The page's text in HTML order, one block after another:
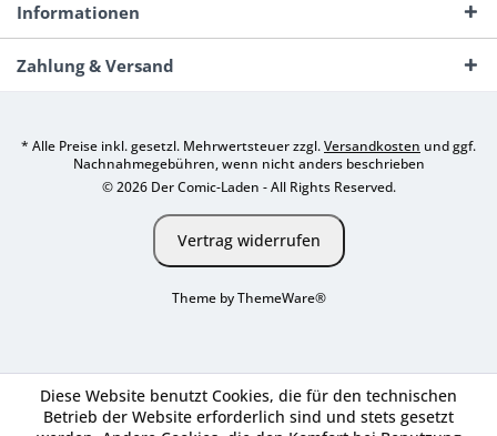
Informationen
Zahlung & Versand
* Alle Preise inkl. gesetzl. Mehrwertsteuer zzgl.Versandkosten und ggf.
Nachnahmegebühren, wenn nicht anders beschrieben
© 2026 Der Comic-Laden - All Rights Reserved.
Vertrag widerrufen
Theme byThemeWare®
Diese Website benutzt Cookies, die für den technischen
Betrieb der Website erforderlich sind und stets gesetzt